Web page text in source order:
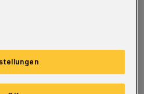
Consumer
„dank des agilen
„In enger